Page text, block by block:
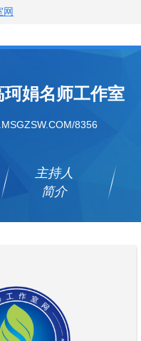
网
珂娟名师工作室
8356
主持人
简介